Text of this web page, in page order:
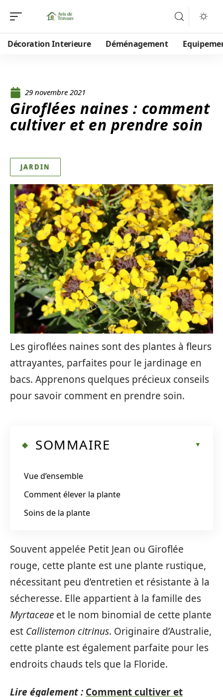
Décoration Interieure Déménagement
29 novembre 2021
Giroflées naines : comment
cultiver et en prendre soin
JARDIN
Les giroflées naines sont des plantes à fleurs
attrayantes, parfaites pour le jardinage en
bacs. Apprenons quelques précieux conseils
pour savoir comment en prendre soin.
SOMMAIRE
Vue d’ensemble
Comment élever la plante
Soins de la plante
Souvent appelée Petit Jean ou Giroflée
rouge, cette plante est une plante rustique,
nécessitant peu d’entretien et résistante à la
sécheresse. Elle appartient à la famille des
Myrtaceae et le nom binomial de cette plante
est Callistemon citrinus. Originaire d’Australie,
cette plante est également parfaite pour les
endroits chauds tels que la Floride.
Lire également : Comment cultiver et